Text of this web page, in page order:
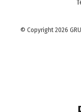
© Copyright 2026